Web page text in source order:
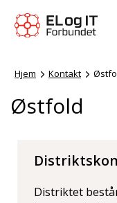
Hjem Kontakt
Østfold
Distriktet